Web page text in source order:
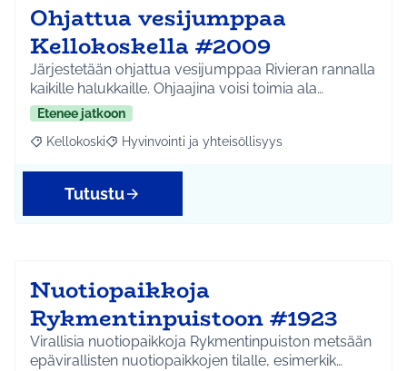
Ohjattua vesijumppaa
Kellokoskella #2009
Järjestetään ohjattua vesijumppaa Rivieran rannalla
kaikille halukkaille. Ohjaajina voisi toimia ala…
Etenee jatkoon
Rajaa tulokset aihepiirin mukaan: Kellokoski
Kellokoski Rajaa tulokset teeman mukaan: Hyvinvointi ja
Hyvinvointi ja yhteisöllisyys
Tutustu
Nuotiopaikkoja
Rykmentinpuistoon #1923
Virallisia nuotiopaikkoja Rykmentinpuiston metsään
epävirallisten nuotiopaikkojen tilalle, esimerkik…